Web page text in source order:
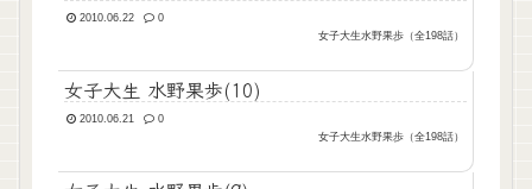
2010.06.22
0
女子大生水野果歩（全198話）
女子大生 水野果歩(10)
2010.06.21
0
女子大生水野果歩（全198話）